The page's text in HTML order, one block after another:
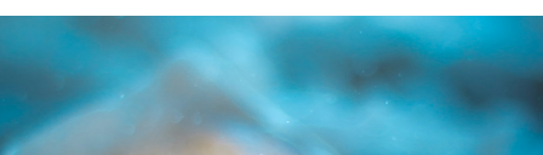
懐中電灯は「今後の見通し」を暗示しています。あなたは極
限の場面でもパニックにならず、状況を一歩引いて見極める
冷静沈着なタイプ。感情に飲まれず、俯瞰して考えられるタ
イプです。ただ、いつも冷静すぎると近寄りがたく見られる
こともあるので、時には素直になってみましょう。
クルト×DeNA」に『ニッポン放送ショウアップナイター』の
スペシャルゲスト解説として登場する。現役時代は『ニッポ
ン放送ショウアップナイター』の事前情報番組でレギュラー
出演コーナーを持つなど、ニッポン放送リスナーにはお馴染
みの髙津だが、『ニッポン放送ショウアップナイター』で解